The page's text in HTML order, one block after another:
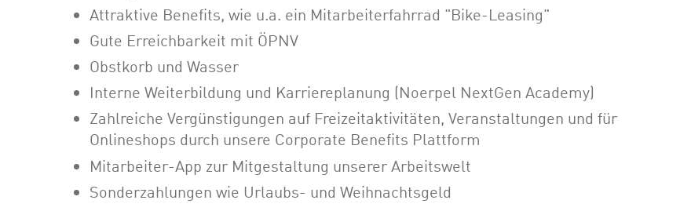
Attraktive Benefits, wie u.a. ein Mitarbeiterfahrrad "Bike-Leasing"
Gute Erreichbarkeit mit ÖPNV
Obstkorb und Wasser
Interne Weiterbildung und Karriereplanung (Noerpel NextGen Academy)
Zahlreiche Vergünstigungen auf Freizeitaktivitäten, Veranstaltungen und für
Onlineshops durch unsere Corporate Benefits Plattform
Mitarbeiter-App zur Mitgestaltung unserer Arbeitswelt
Sonderzahlungen wie Urlaubs- und Weihnachtsgeld